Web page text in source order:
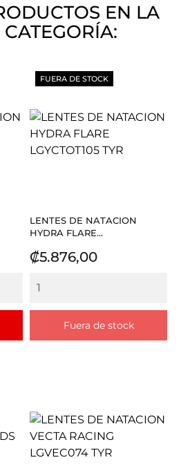
EN LA
LENTES DE NATACION
HYDRA FLARE...
Precio
₡5.876,00
Fuera de stock
FUERA DE STOCK